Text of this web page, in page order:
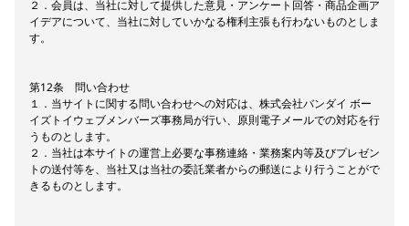
２．会員は、当社に対して提供した意見・アンケート回答・商品企画ア
イデアについて、当社に対していかなる権利主張も行わないものとしま
す。
第12条 問い合わせ
１．当サイトに関する問い合わせへの対応は、株式会社バンダイ ボー
イズトイウェブメンバーズ事務局が行い、原則電子メールでの対応を行
うものとします。
２．当社は本サイトの運営上必要な事務連絡・業務案内等及びプレゼン
トの送付等を、当社又は当社の委託業者からの郵送により行うことがで
きるものとします。